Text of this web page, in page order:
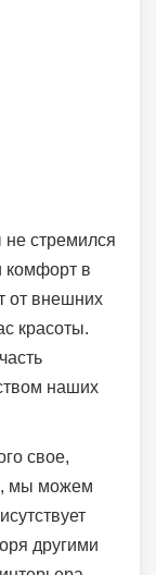
не стремился
комфорт в
от внешних
красоты.
наших
свое,
мы можем
другими